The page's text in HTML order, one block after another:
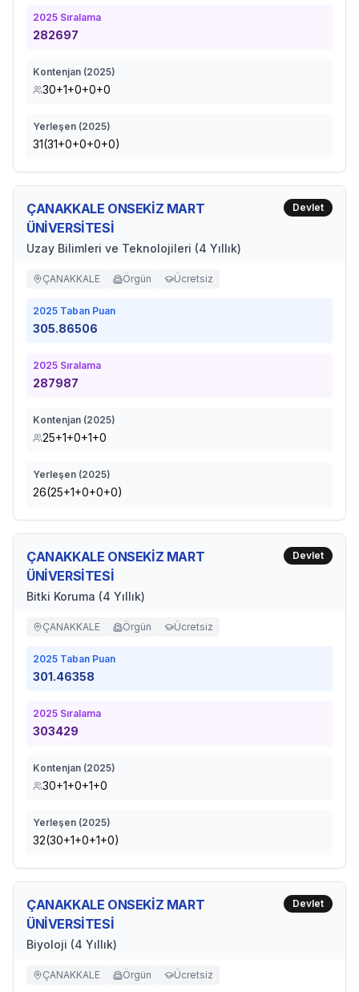
2025 Sıralama
282697
Kontenjan (2025)
30+1+0+0+0
Yerleşen (2025)
31(31+0+0+0+0)
ÇANAKKALE ONSEKİZ MART
ÜNİVERSİTESİ
Uzay Bilimleri ve Teknolojileri (4 Yıllık)
Devlet
ÇANAKKALE Örgün Ücretsiz
2025 Taban Puan
305.86506
2025 Sıralama
287987
Kontenjan (2025)
25+1+0+1+0
Yerleşen (2025)
26(25+1+0+0+0)
ÇANAKKALE ONSEKİZ MART
ÜNİVERSİTESİ
Bitki Koruma (4 Yıllık)
Devlet
ÇANAKKALE Örgün Ücretsiz
2025 Taban Puan
301.46358
2025 Sıralama
303429
Kontenjan (2025)
30+1+0+1+0
Yerleşen (2025)
32(30+1+0+1+0)
ÇANAKKALE ONSEKİZ MART
ÜNİVERSİTESİ
Biyoloji (4 Yıllık)
Devlet
ÇANAKKALE Örgün Ücretsiz